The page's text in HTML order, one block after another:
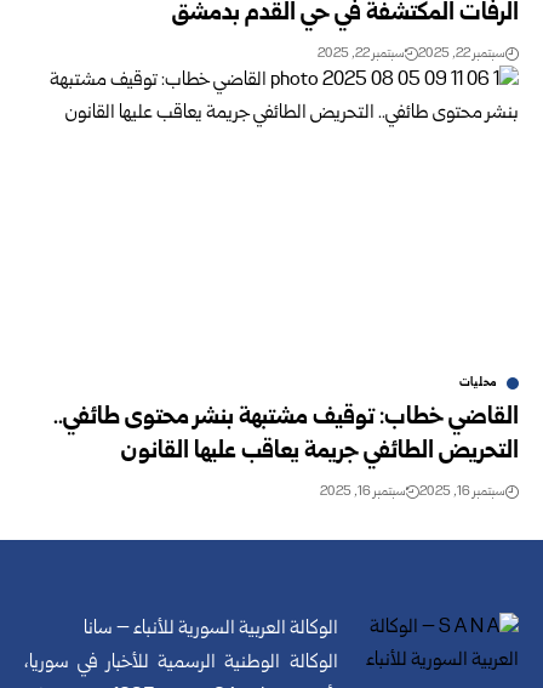
الرفات المكتشفة في حي القدم بدمشق
سبتمبر 22, 2025 سبتمبر 22, 2025
محليات
القاضي خطاب: توقيف مشتبهة بنشر محتوى طائفي..
التحريض الطائفي جريمة يعاقب عليها القانون
سبتمبر 16, 2025 سبتمبر 16, 2025
الوكالة العربية السورية للأنباء – سانا
الوكالة الوطنية الرسمية للأخبار في سوريا،